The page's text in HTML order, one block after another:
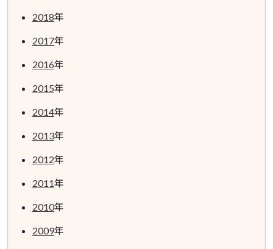
2018年
2017年
2016年
2015年
2014年
2013年
2012年
2011年
2010年
2009年